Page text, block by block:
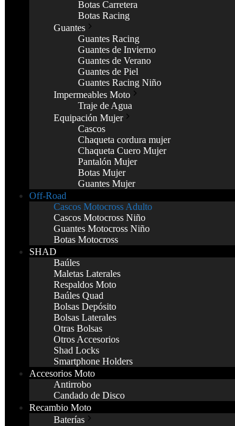
Botas Carretera
Botas Racing
Guantes
Guantes Racing
Guantes de Invierno
Guantes de Verano
Guantes de Piel
Guantes Racing Niño
Impermeables Moto
Traje de Agua
Equipación Mujer
Cascos
Chaqueta cordura mujer
Chaqueta Cuero Mujer
Pantalón Mujer
Botas Mujer
Guantes Mujer
Off-Road
Cascos Motocross Adulto
Cascos Motocross Niño
Guantes Motocross Niño
Botas Motocross
SHAD
Baúles
Maletas Laterales
Respaldos Moto
Baúles Quad
Bolsas Depósito
Bolsas Laterales
Otras Bolsas
Otros Accesorios
Shad Locks
Smartphone Holders
Accesorios Moto
Antirrobo
Candado de Disco
Recambio Moto
Baterías